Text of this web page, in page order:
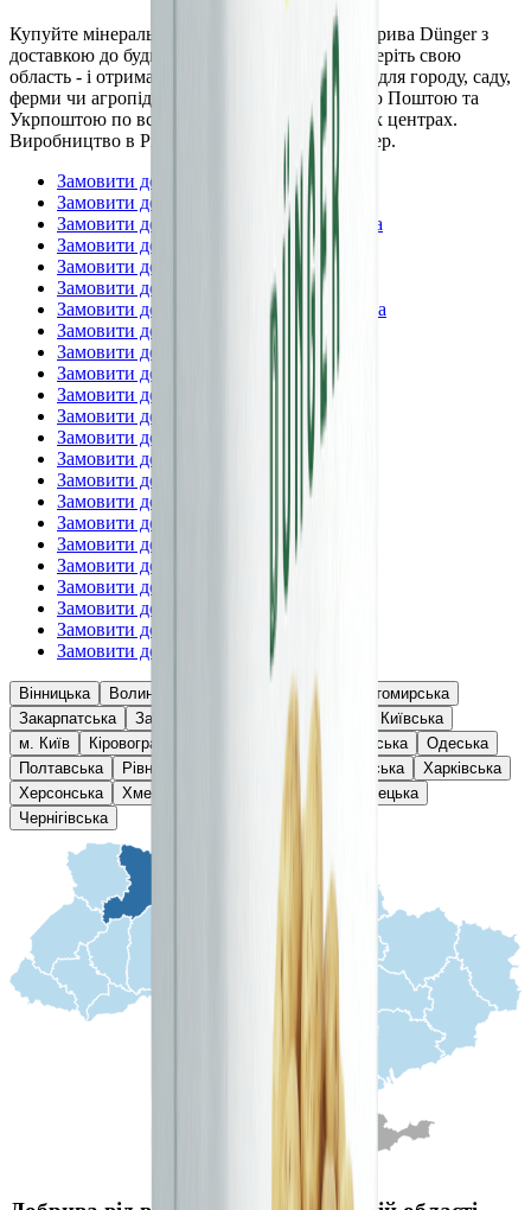
Купуйте мінеральні та органо-мінеральні добрива Dünger з
доставкою до будь-якого регіону України. Оберіть свою
область - і отримайте добрива від виробника для городу, саду,
ферми чи агропідприємства. Доставка Новою Поштою та
Укрпоштою по всіх містах, селах та районних центрах.
Виробництво в Рівненській обл., ТОВ Дюнгер.
Замовити добрива —
Вінницька
Замовити добрива —
Волинська
Замовити добрива —
Дніпропетровська
Замовити добрива —
Житомирська
Замовити добрива —
Закарпатська
Замовити добрива —
Запорізька
Замовити добрива —
Івано-Франківська
Замовити добрива —
Київська
Замовити добрива —
м. Київ
Замовити добрива —
Кіровоградська
Замовити добрива —
Львівська
Замовити добрива —
Миколаївська
Замовити добрива —
Замовити добрива —
Полтавська
Замовити добрива —
Рівненська
Замовити добрива —
Сумська
Замовити добрива —
Тернопільська
Замовити добрива —
Харківська
Замовити добрива —
Херсонська
Замовити добрива —
Хмельницька
Замовити добрива —
Черкаська
Замовити добрива —
Чернівецька
Замовити добрива —
Чернігівська
Вінницька Волинська Дніпропетровська
Житомирська
Закарпатська
Запорізька Івано-Франківська
Київська
м. Київ
Кіровоградська Львівська Миколаївська
Одеська
Полтавська
Рівненська Тернопільська
Харківська
Херсонська
Хмельницька Черкаська
Чернівецька
Чернігівська